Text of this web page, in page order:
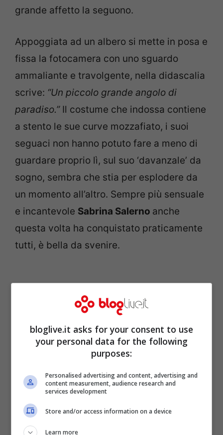
grande affetto la seguono.
Appoggiata ad un albero si mette in posa e
fissa la fotocamera con uno sguardo
ammaliante e travolgente, nella didascalia
scrive: “Un piccolo grande angolo di
paradiso.” Il costume che indossa contiene
a stento le sue curve mozzafiato, i suoi
seguaci non hanno potuto fare a meno di
guardare proprio lì, sul suo ‘davanzale’ da
sogno, sembra che stia per esplodere da
un momento all’altro. Sempre più sensuale
e incantevole Sabrina Salerno anche
questa volta ha conquistato praticamente
tutti, è bella da svenire.
Sabrina Salerno in
bloglive.it asks for your consent to use
your personal data for the following
purposes:
Personalised advertising and content, advertising and
content measurement, audience research and
services development
Store and/or access information on a device
Learn more